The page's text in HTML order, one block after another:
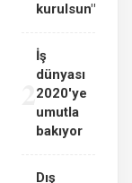
kurulsun"
İş
dünyası
2020'ye
umutla
bakıyor
Dış